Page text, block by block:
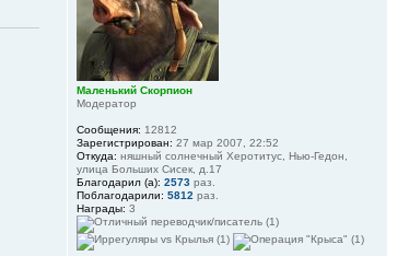
Маленький Скорпион
Модератор
Сообщения: 12812
Зарегистрирован: 27 мар 2007, 22:52
Откуда: няшный солнечный Херотитус, Нью-Гедон,
улица Больших Сисек, д.17
Благодарил (а): 2573раз.
Поблагодарили: 5812 раз.
Награды: 3